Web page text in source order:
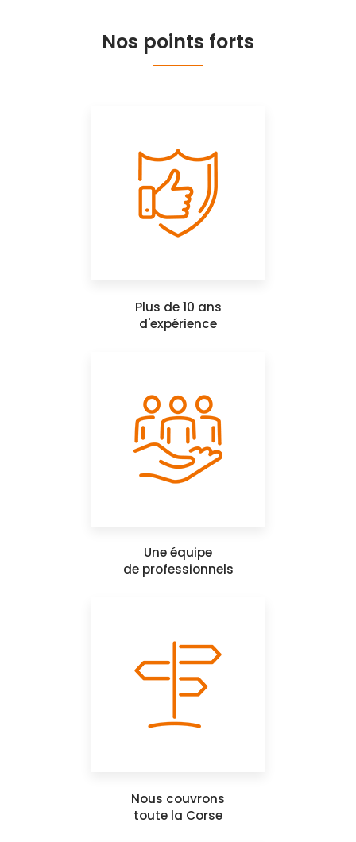
Nos points forts
Plus de 10 ans
d'expérience
Une équipe
de professionnels
Nous couvrons
toute la Corse